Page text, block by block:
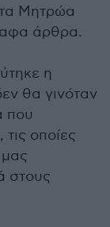
Μητρώα
άρθρα.
η
θα γινόταν
που
οποίες
μας
στους